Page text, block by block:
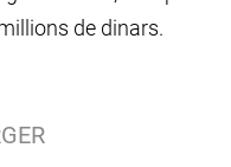
de dinars.